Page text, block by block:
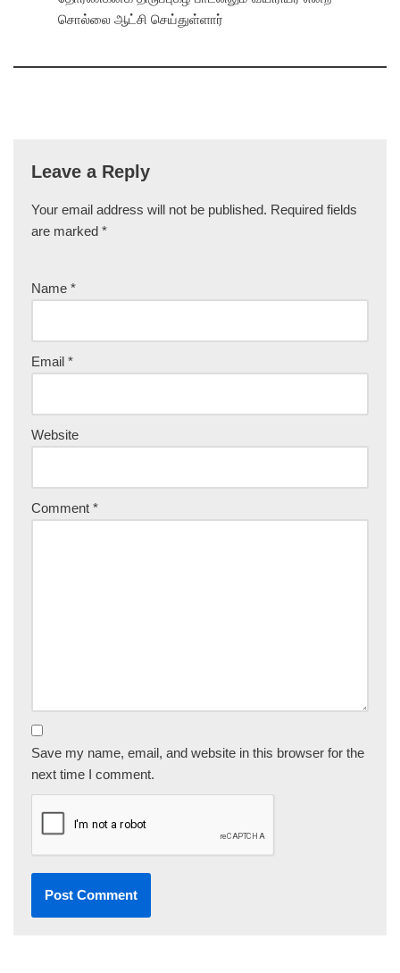
சொல்லை ஆட்சி செய்துள்ளார்
Leave a Reply
Your email address will not be published. Required fields
are marked *
Name *
Email *
Website
Comment *
Save my name, email, and website in this browser for the
next time I comment.